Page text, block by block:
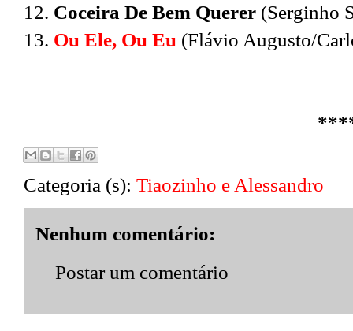
12. Coceira De Bem Querer (Serginho
13. Ou Ele, Ou Eu (Flávio Augusto/
Categoria (s): Tiaozinho e Alessandro
Nenhum comentário:
Postar um comentário